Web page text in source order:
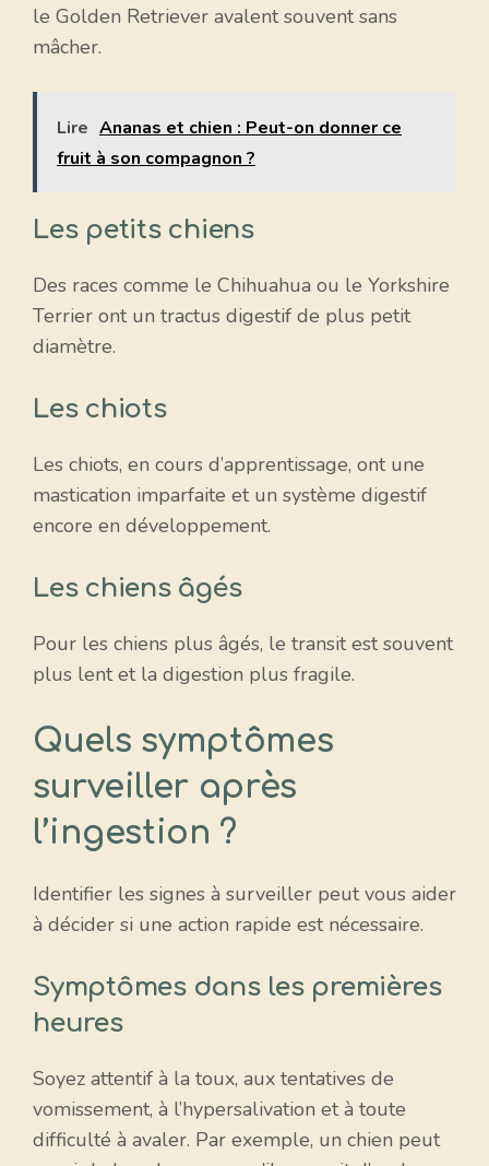
le Golden Retriever avalent souvent sans
mâcher.
Lire Ananas et chien : Peut-on donner ce
fruit à son compagnon ?
Les petits chiens
Des races comme le Chihuahua ou le Yorkshire
Terrier ont un tractus digestif de plus petit
diamètre.
Les chiots
Les chiots, en cours d’apprentissage, ont une
mastication imparfaite et un système digestif
encore en développement.
Les chiens âgés
Pour les chiens plus âgés, le transit est souvent
plus lent et la digestion plus fragile.
Quels symptômes
surveiller après
l’ingestion ?
Identifier les signes à surveiller peut vous aider
à décider si une action rapide est nécessaire.
Symptômes dans les premières
heures
Soyez attentif à la toux, aux tentatives de
vomissement, à l’hypersalivation et à toute
difficulté à avaler. Par exemple, un chien peut